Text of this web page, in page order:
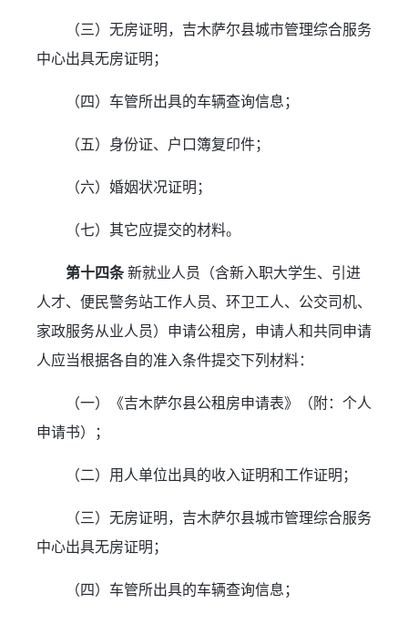
（三）无房证明，吉木萨尔县城市管理综合服务
中心出具无房证明；
（四）车管所出具的车辆查询信息；
（五）身份证、户口簿复印件；
（六）婚姻状况证明；
（七）其它应提交的材料。
第十四条 新就业人员（含新入职大学生、引进
人才、便民警务站工作人员、环卫工人、公交司机、
家政服务从业人员）申请公租房，申请人和共同申请
人应当根据各自的准入条件提交下列材料：
（一）《吉木萨尔县公租房申请表》（附：个人
申请书）；
（二）用人单位出具的收入证明和工作证明；
（三）无房证明，吉木萨尔县城市管理综合服务
中心出具无房证明；
（四）车管所出具的车辆查询信息；